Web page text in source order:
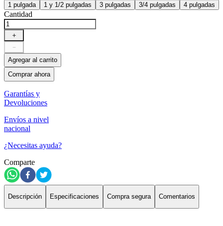
1 pulgada 1 y 1/2 pulgadas 3 pulgadas 3/4 pulgadas 4 pulgadas
Cantidad
＋
－
Agregar al carrito
Comprar ahora
Garantías y
Devoluciones
Envíos a nivel
nacional
¿Necesitas ayuda?
Comparte
Descripción Especificaciones Compra segura Comentarios